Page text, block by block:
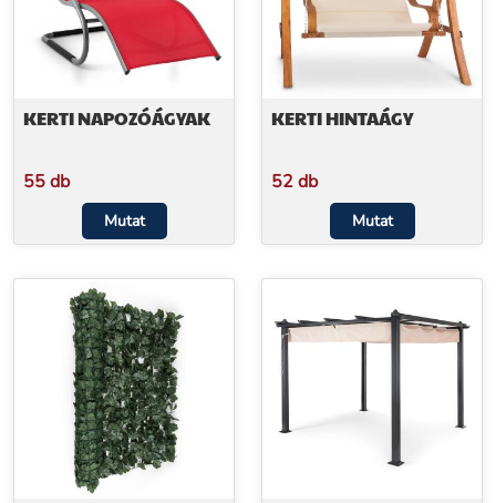
KERTI NAPOZÓÁGYAK
55 db
Mutat
KERTI HINTAÁGY
52 db
Mutat